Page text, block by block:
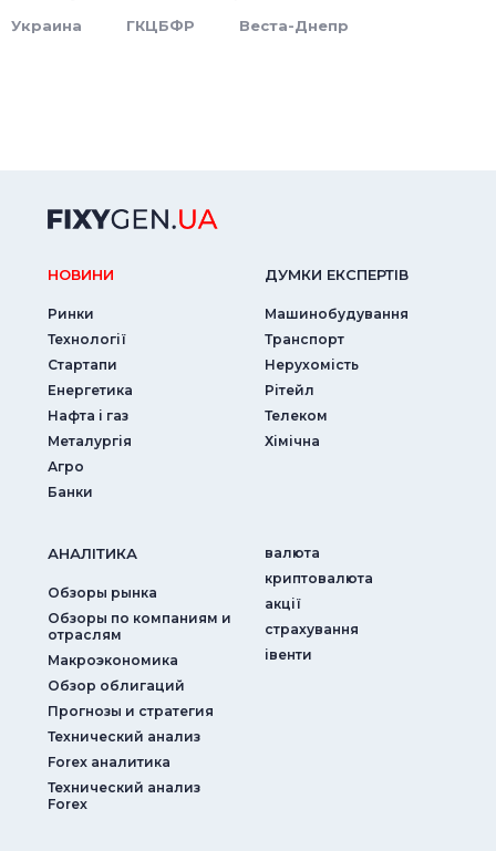
Украина ГКЦБФР Веста-Днепр
НОВИНИ
Ринки
Технології
Стартапи
Енергетика
Нафта і газ
Металургія
Агро
Банки
ДУМКИ ЕКСПЕРТIВ
Машинобудування
Транспорт
Нерухомість
Рітейл
Телеком
Хімічна
АНАЛIТИКА
Обзоры рынка
Обзоры по компаниям и
отраслям
Макроэкономика
Обзор облигаций
Прогнозы и стратегия
Технический анализ
Forex аналитика
Технический анализ
Forex
валюта
криптовалюта
акції
страхування
iвенти